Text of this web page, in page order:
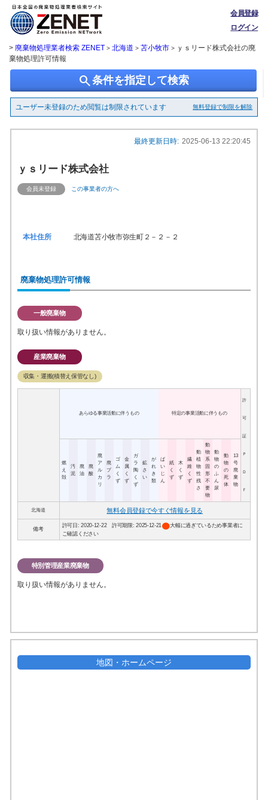
会員登録
ログイン
> 廃棄物処理業者検索 ZENET > 北海道 > 苫小牧市> ｙｓリード株式会社の廃
棄物処理許可情報
search条件を指定して検索
ユーザー未登録のため閲覧は制限されています 無料登録で制限を解除
最終更新日時: 2025-06-13 22:20:45
ｙｓリード株式会社
会員未登録 この事業者の方へ
本社住所 北海道苫小牧市弥生町２－２－２
廃棄物処理許可情報
一般廃棄物
取り扱い情報がありません。
産業廃棄物
収集・運搬(積替え保管なし)
あらゆる事業活動に伴うもの 特定の事業活動に伴うもの
許
可
証
Ｐ
Ｄ
Ｆ
燃
え
殻
汚
泥
廃
油
廃
酸
廃
ア
ル
カ
リ
廃
プ
ラ
ゴ
ム
く
ず
金
属
く
ず
ガ
ラ
陶
く
ず
鉱
さ
い
が
れ
き
類
ば
い
じ
ん
紙
く
ず
木
く
ず
繊
維
く
ず
動
植
物
性
残
さ
動
物
系
固
形
不
要
物
動
物
の
ふ
ん
尿
動
物
の
死
体
13
号
廃
棄
物
北海道 無料会員登録で今すぐ情報を見る
備考
許可日: 2020-12-22 許可期限: 2025-12-21circle大幅に過ぎているため事業者に
ご確認ください
特別管理産業廃棄物
取り扱い情報がありません。
地図・ホームページ